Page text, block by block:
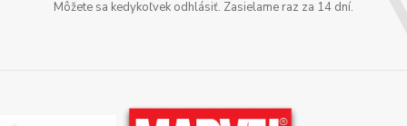
Môžete sa kedykoľvek odhlásiť. Zasielame raz za 14 dní.